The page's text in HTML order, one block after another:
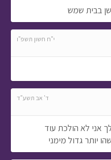
בבית שמש
י"ח חשון תשפ"ו
ד' אב תשע"ד
אני לא הולכת עוד
יותר גדול מימני